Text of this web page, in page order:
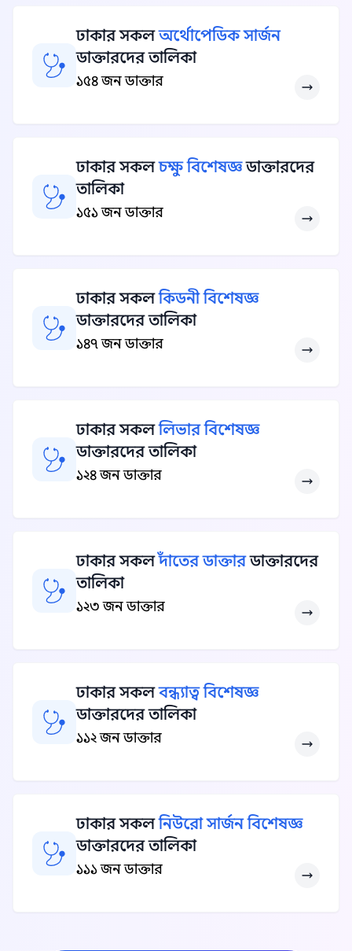
ঢাকার সকলঅর্থোপেডিক সার্জন
ডাক্তারদের তালিকা
১৫৪ জন ডাক্তার
ঢাকার সকলচক্ষু বিশেষজ্ঞডাক্তারদের
তালিকা
১৫১ জন ডাক্তার
ঢাকার সকলকিডনী বিশেষজ্ঞ
ডাক্তারদের তালিকা
১৪৭ জন ডাক্তার
ঢাকার সকললিভার বিশেষজ্ঞ
ডাক্তারদের তালিকা
১২৪ জন ডাক্তার
ঢাকার সকলদাঁতের ডাক্তারডাক্তারদের
তালিকা
১২৩ জন ডাক্তার
ঢাকার সকলবন্ধ্যাত্ব বিশেষজ্ঞ
ডাক্তারদের তালিকা
১১২ জন ডাক্তার
ঢাকার সকলনিউরো সার্জন বিশেষজ্ঞ
ডাক্তারদের তালিকা
১১১ জন ডাক্তার